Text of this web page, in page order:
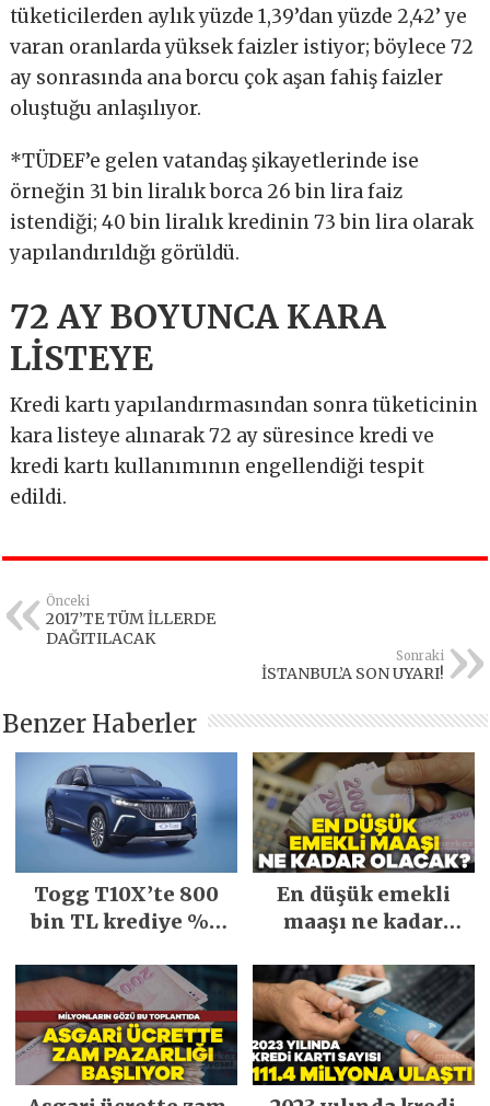
tüketicilerden aylık yüzde 1,39’dan yüzde 2,42’ ye
varan oranlarda yüksek faizler istiyor; böylece 72
ay sonrasında ana borcu çok aşan fahiş faizler
oluştuğu anlaşılıyor.
*TÜDEF’e gelen vatandaş şikayetlerinde ise
örneğin 31 bin liralık borca 26 bin lira faiz
istendiği; 40 bin liralık kredinin 73 bin lira olarak
yapılandırıldığı görüldü.
72 AY BOYUNCA KARA
LİSTEYE
Kredi kartı yapılandırmasından sonra tüketicinin
kara listeye alınarak 72 ay süresince kredi ve
kredi kartı kullanımının engellendiği tespit
edildi.
Önceki
2017’TE TÜM İLLERDE
DAĞITILACAK
Sonraki
İSTANBUL’A SON UYARI!
Benzer Haberler
Togg T10X’te 800
bin TL krediye %0
En düşük emekli
maaşı ne kadar